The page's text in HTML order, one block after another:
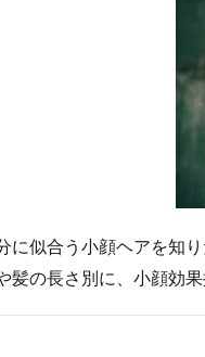
ボ
編｜
に似合う小顔ヘアを知
髪の長さ別に、小顔効